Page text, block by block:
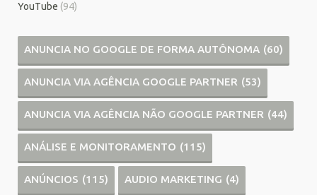
YouTube (94)
ANUNCIA NO GOOGLE DE FORMA AUTÔNOMA (60)
ANUNCIA VIA AGÊNCIA GOOGLE PARTNER (53)
ANUNCIA VIA AGÊNCIA NÃO GOOGLE PARTNER (44)
ANÁLISE E MONITORAMENTO (115)
ANÚNCIOS (115) AUDIO MARKETING (4)